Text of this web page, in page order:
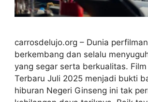
carrosdelujo.org – Dunia
berkembang dan selalu
yang segar serta berkualitas. Film
Terbaru Juli 2025 menjadi bukti
hiburan Negeri Ginseng ini tak